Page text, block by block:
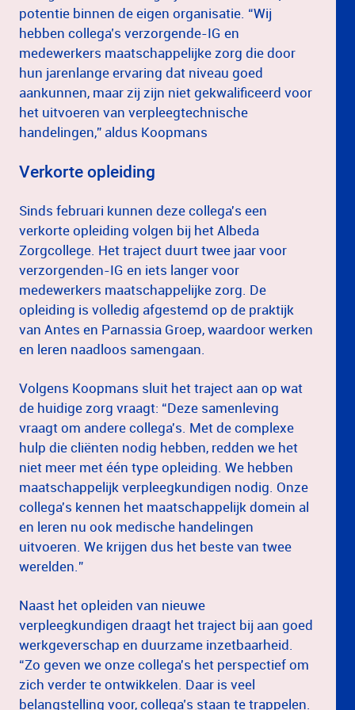
potentie binnen de eigen organisatie. “Wij
hebben collega’s verzorgende-IG en
medewerkers maatschappelijke zorg die door
hun jarenlange ervaring dat niveau goed
aankunnen, maar zij zijn niet gekwalificeerd voor
het uitvoeren van verpleegtechnische
handelingen,” aldus Koopmans
Verkorte opleiding
Sinds februari kunnen deze collega's een
verkorte opleiding volgen bij het Albeda
Zorgcollege. Het traject duurt twee jaar voor
verzorgenden-IG en iets langer voor
medewerkers maatschappelijke zorg. De
opleiding is volledig afgestemd op de praktijk
van Antes en Parnassia Groep, waardoor werken
en leren naadloos samengaan.
Volgens Koopmans sluit het traject aan op wat
de huidige zorg vraagt: “Deze samenleving
vraagt om andere collega's. Met de complexe
hulp die cliënten nodig hebben, redden we het
niet meer met één type opleiding. We hebben
maatschappelijk verpleegkundigen nodig. Onze
collega's kennen het maatschappelijk domein al
en leren nu ook medische handelingen
uitvoeren. We krijgen dus het beste van twee
werelden.”
Naast het opleiden van nieuwe
verpleegkundigen draagt het traject bij aan goed
werkgeverschap en duurzame inzetbaarheid.
“Zo geven we onze collega's het perspectief om
zich verder te ontwikkelen. Daar is veel
belangstelling voor, collega’s staan te trappelen.